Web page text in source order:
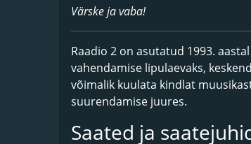
Värske ja vaba!
Raadio 2 on asutatud 1993.
vahendamise lipulaevaks,
võimalik kuulata kindlat
suurendamise juures.
Saated ja